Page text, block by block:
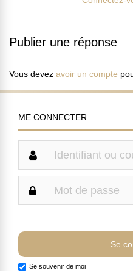
Publier une réponse
Vous devez avoir un compte
ME CONNECTER
Se souvenir de moi